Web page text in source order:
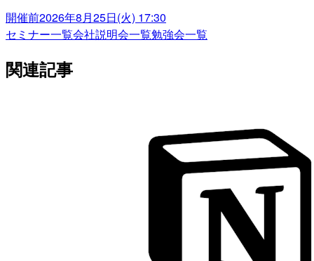
開催前2026年8月25日(火) 17:30
セミナー一覧会社説明会一覧勉強会一覧
関連記事